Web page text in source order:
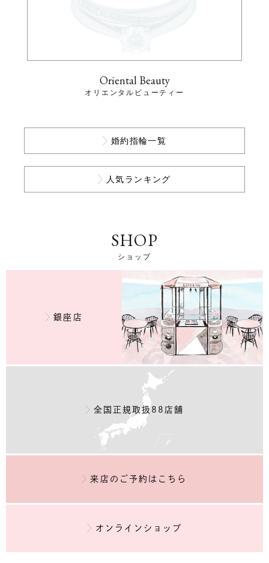
Oriental Beauty
オリエンタルビューティー
婚約指輪一覧
人気ランキング
SHOP
ショップ
銀座店
全国正規取扱88店舗
来店のご予約 はこちら
オンラインショップ